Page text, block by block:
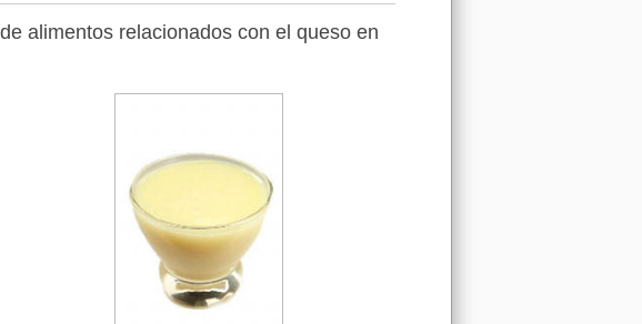
alimentos relacionados con el queso en